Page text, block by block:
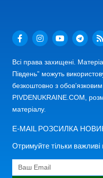
Всі права захищені.
Південь” можуть
безкоштовно з
PIVDENUKRAINE.COM,
матеріалу.
E-MAIL РОЗСИЛКА
Отримуйте тільки важливі